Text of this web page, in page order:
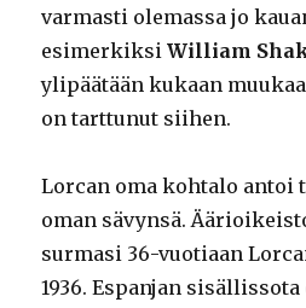
varmasti olemassa jo
esimerkiksiWilliam
ylipäätään kukaan
on tarttunut siihen.
Lorcan oma kohtalo antoi
oman sävynsä.
surmasi 36-vuotiaan
1936. Espanjan